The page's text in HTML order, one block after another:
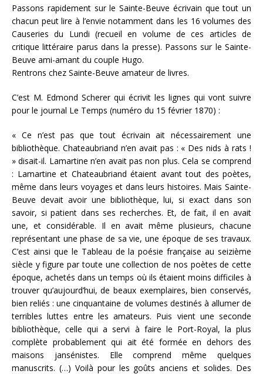
Passons rapidement sur le Sainte-Beuve écrivain que tout un
chacun peut lire à l’envie notamment dans les 16 volumes des
Causeries du Lundi (recueil en volume de ces articles de
critique littéraire parus dans la presse). Passons sur le Sainte-
Beuve ami-amant du couple Hugo.
Rentrons chez Sainte-Beuve amateur de livres.
C’est M. Edmond Scherer qui écrivit les lignes qui vont suivre
pour le journal Le Temps (numéro du 15 février 1870) :
« Ce n’est pas que tout écrivain ait nécessairement une
bibliothèque. Chateaubriand n’en avait pas : « Des nids à rats !
» disait-il. Lamartine n’en avait pas non plus. Cela se comprend
: Lamartine et Chateaubriand étaient avant tout des poètes,
même dans leurs voyages et dans leurs histoires. Mais Sainte-
Beuve devait avoir une bibliothèque, lui, si exact dans son
savoir, si patient dans ses recherches. Et, de fait, il en avait
une, et considérable. Il en avait même plusieurs, chacune
représentant une phase de sa vie, une époque de ses travaux.
C’est ainsi que le Tableau de la poésie française au seizième
siècle y figure par toute une collection de nos poètes de cette
époque, achetés dans un temps où ils étaient moins difficiles à
trouver qu’aujourd’hui, de beaux exemplaires, bien conservés,
bien reliés : une cinquantaine de volumes destinés à allumer de
terribles luttes entre les amateurs. Puis vient une seconde
bibliothèque, celle qui a servi à faire le Port-Royal, la plus
complète probablement qui ait été formée en dehors des
maisons jansénistes. Elle comprend même quelques
manuscrits. (…) Voilà pour les goûts anciens et solides. Des